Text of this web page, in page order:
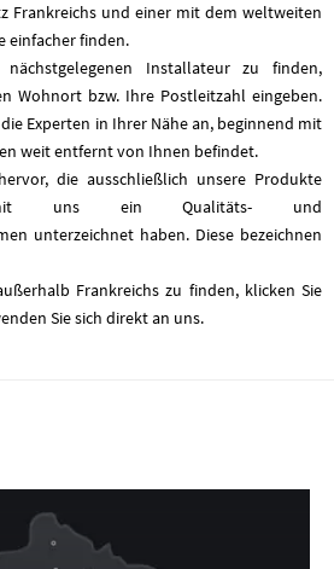
Frankreichs und einer mit dem weltweiten
einfacher finden.
Installateur zu finden,
Wohnort bzw. Ihre Postleitzahl eingeben.
Experten in Ihrer Nähe an, beginnend mit
weit entfernt von Ihnen befindet.
die ausschließlich unsere Produkte
uns ein Qualitäts- und
unterzeichnet haben. Diese bezeichnen
Frankreichs zu finden, klicken Sie
Sie sich direkt an uns.